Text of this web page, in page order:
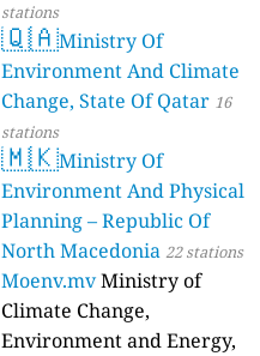
stations
🇶🇦Ministry Of
Environment And Climate
Change, State Of Qatar 16
stations
🇲🇰Ministry Of
Environment And Physical
Planning – Republic Of
North Macedonia 22 stations
Moenv.mvMinistry of
Climate Change,
Environment and Energy,